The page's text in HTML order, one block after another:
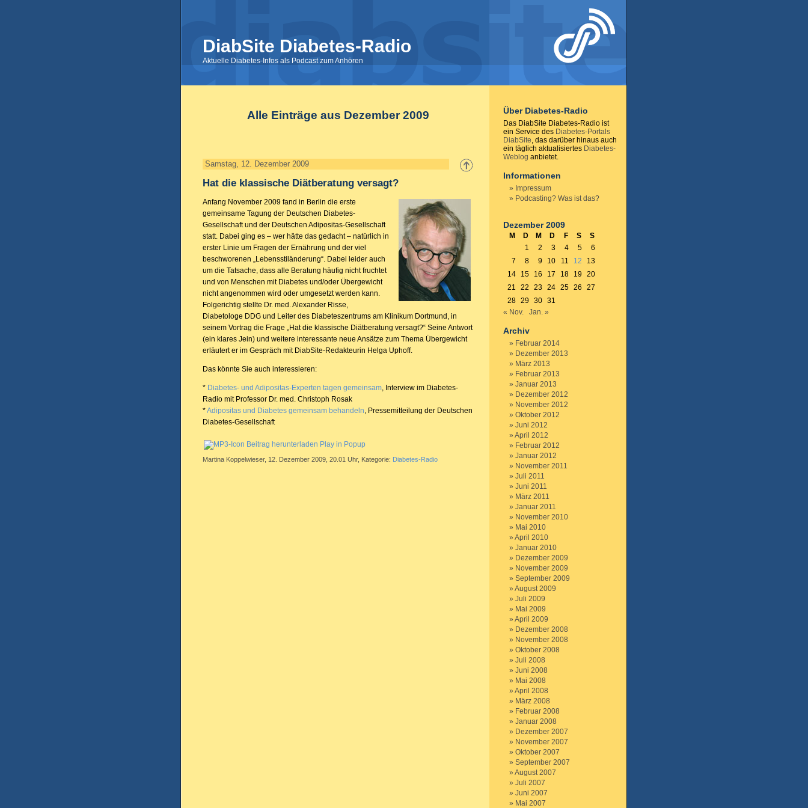
DiabSite Diabetes-Radio
Aktuelle Diabetes-Infos als Podcast zum Anhören
Alle Einträge aus Dezember 2009
Samstag, 12. Dezember 2009
Hat die klassische Diätberatung versagt?
Anfang November 2009 fand in Berlin die erste
gemeinsame Tagung der Deutschen Diabetes-
Gesellschaft und der Deutschen Adipositas-Gesellschaft
statt. Dabei ging es – wer hätte das gedacht – natürlich in
erster Linie um Fragen der Ernährung und der viel
beschworenen „Lebensstiländerung“. Dabei leider auch
um die Tatsache, dass alle Beratung häufig nicht fruchtet
und von Menschen mit Diabetes und/oder Übergewicht
nicht angenommen wird oder umgesetzt werden kann.
Folgerichtig stellte Dr. med. Alexander Risse,
Diabetologe DDG und Leiter des Diabeteszentrums am Klinikum Dortmund, in
seinem Vortrag die Frage „Hat die klassische Diätberatung versagt?“ Seine Antwort
(ein klares Jein) und weitere interessante neue Ansätze zum Thema Übergewicht
erläutert er im Gespräch mit DiabSite-Redakteurin Helga Uphoff.
Das könnte Sie auch interessieren:
* Diabetes- und Adipositas-Experten tagen gemeinsam, Interview im Diabetes-
Radio mit Professor Dr. med. Christoph Rosak
*Adipositas und Diabetes gemeinsam behandeln, Pressemitteilung der Deutschen
Diabetes-Gesellschaft
Beitrag herunterladen Play in Popup
Martina Koppelwieser, 12. Dezember 2009, 20.01 Uhr, Kategorie: Diabetes-Radio
Über Diabetes-Radio
Das DiabSite Diabetes-Radio ist
ein Service des Diabetes-Portals
DiabSite, das darüber hinaus auch
ein täglich aktualisiertes Diabetes-
Weblog anbietet.
Informationen
Impressum
Podcasting? Was ist das?
Dezember 2009
M D M D F S
S
1
2 3 4 5
6
7
8 9 10 11 12
13
14
15 16 17 18 19 20
21
22 23 24 25 26
27
28 29 30 31
« Nov.
Jan. »
Archiv
Februar 2014
Dezember 2013
März 2013
Februar 2013
Januar 2013
Dezember 2012
November 2012
Oktober 2012
Juni 2012
April 2012
Februar 2012
Januar 2012
November 2011
Juli 2011
Juni 2011
März 2011
Januar 2011
November 2010
Mai 2010
April 2010
Januar 2010
Dezember 2009
November 2009
September 2009
August 2009
Juli 2009
Mai 2009
April 2009
Dezember 2008
November 2008
Oktober 2008
Juli 2008
Juni 2008
Mai 2008
April 2008
März 2008
Februar 2008
Januar 2008
Dezember 2007
November 2007
Oktober 2007
September 2007
August 2007
Juli 2007
Juni 2007
Mai 2007